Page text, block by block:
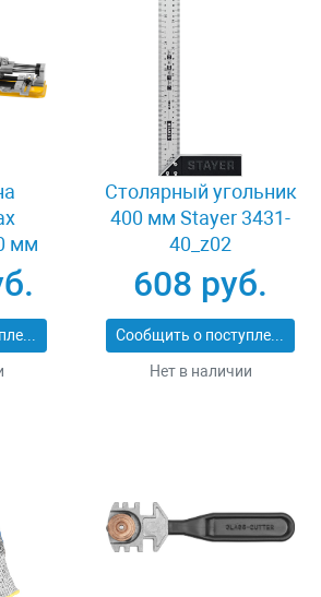
мм
60
Сообщить о поступлении
Столярный угольник
400 мм Stayer 3431-
40_z02
608 руб.
Сообщить о поступлении
Нет в наличии